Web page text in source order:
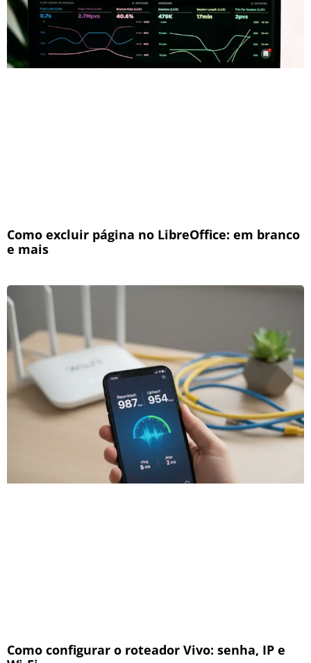
Como excluir página no LibreOffice: em branco
e mais
Como configurar o roteador Vivo: senha, IP e